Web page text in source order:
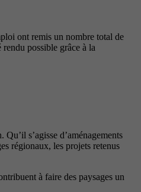
ont remis un nombre total de
possible grâce à la
s’agisse d’aménagements
régionaux, les projets retenus
à faire des paysages un